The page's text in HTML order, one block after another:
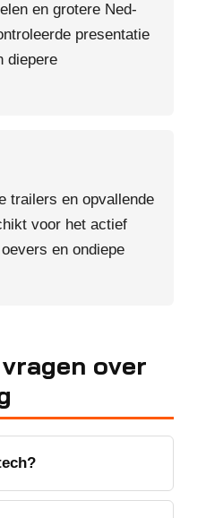
en grotere Ned-
presentatie
diepere
trailers en opvallende
voor het actief
en ondiepe
over